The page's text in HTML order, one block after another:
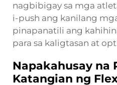
nagbibigay sa mga
i-push ang kanilang
pinapanatili ang
para sa kaligtasan at
Napakahusay na
Katangian ng